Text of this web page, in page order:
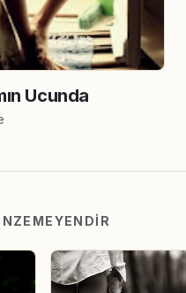
Ucunda